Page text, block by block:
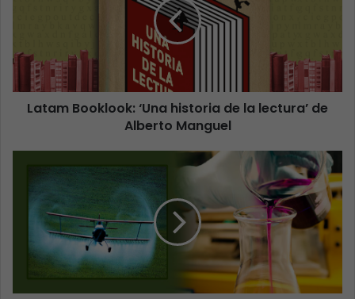
Latam Booklook: ‘Una historia de la lectura’ de
Alberto Manguel